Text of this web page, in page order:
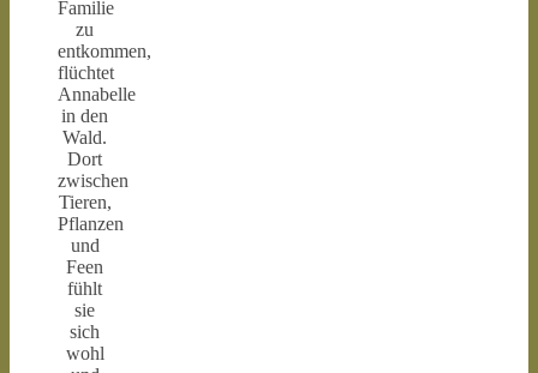
Familie
zu
entkommen,
flüchtet
Annabelle
in den
Wald.
Dort
zwischen
Tieren,
Pflanzen
und
Feen
fühlt
sie
sich
wohl